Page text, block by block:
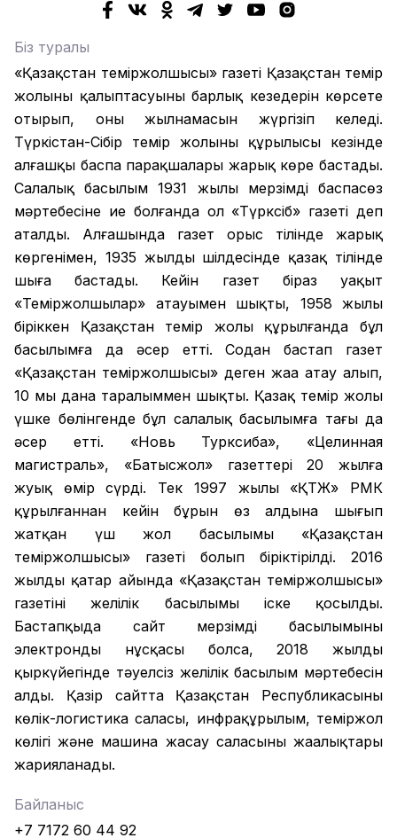
Біз туралы
«Қазақстан теміржолшысы» газеті Қазақстан темір
жолының қалыптасуының барлық кезеңдерін көрсете
отырып, оның жылнамасын жүргізіп келеді.
Түркістан-Сібір темір жолының құрылысы кезінде
алғашқы баспа парақшалары жарық көре бастады.
Салалық басылым 1931 жылы мерзімді баспасөз
мәртебесіне ие болғанда ол «Түрксіб» газеті деп
аталды. Алғашында газет орыс тілінде жарық
көргенімен, 1935 жылдың шілдесінде қазақ тілінде
шыға бастады. Кейін газет біраз уақыт
«Теміржолшылар» атауымен шықты, 1958 жылы
біріккен Қазақстан темір жолы құрылғанда бұл
басылымға да әсер етті. Содан бастап газет
«Қазақстан теміржолшысы» деген жаңа атау алып,
10 мың дана таралыммен шықты. Қазақ темір жолы
үшке бөлінгенде бұл салалық басылымға тағы да
әсер етті. «Новь Турксиба», «Целинная
магистраль», «Батысжол» газеттері 20 жылға
жуық өмір сүрді. Тек 1997 жылы «ҚТЖ» РМК
құрылғаннан кейін бұрын өз алдына шығып
жатқан үш жол басылымы «Қазақстан
теміржолшысы» газеті болып біріктірілді. 2016
жылдың қаңтар айында «Қазақстан теміржолшысы»
газетінің желілік басылымы іске қосылды.
Бастапқыда сайт мерзімді басылымының
электронды нұсқасы болса, 2018 жылдың
қыркүйегінде тәуелсіз желілік басылым мәртебесін
алды. Қазір сайтта Қазақстан Республикасының
көлік-логистика саласы, инфрақұрылым, теміржол
көлігі және машина жасау саласының жаңалықтары
жарияланады.
Байланыс
+7 7172 60 44 92